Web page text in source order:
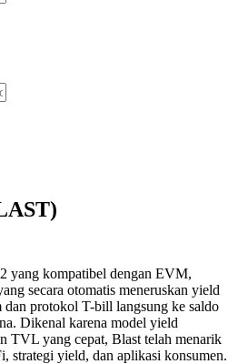
yang kompatibel dengan EVM,
secara otomatis meneruskan yield
dan protokol T-bill langsung ke saldo
Dikenal karena model yield
TVL yang cepat, Blast telah menarik
strategi yield, dan aplikasi konsumen.